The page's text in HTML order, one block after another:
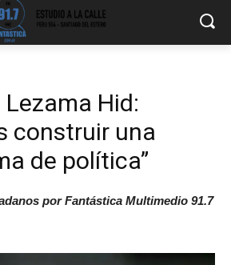
Hid:
construir una
de política”
por Fantástica Multimedio 91.7